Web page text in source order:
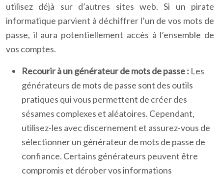
utilisez déjà sur d’autres sites web. Si un pirate
informatique parvient à déchiffrer l’un de vos mots de
passe, il aura potentiellement accès à l’ensemble de
vos comptes.
Recourir à un générateur de mots de passe : Les
générateurs de mots de passe sont des outils
pratiques qui vous permettent de créer des
sésames complexes et aléatoires. Cependant,
utilisez-les avec discernement et assurez-vous de
sélectionner un générateur de mots de passe de
confiance. Certains générateurs peuvent être
compromis et dérober vos informations